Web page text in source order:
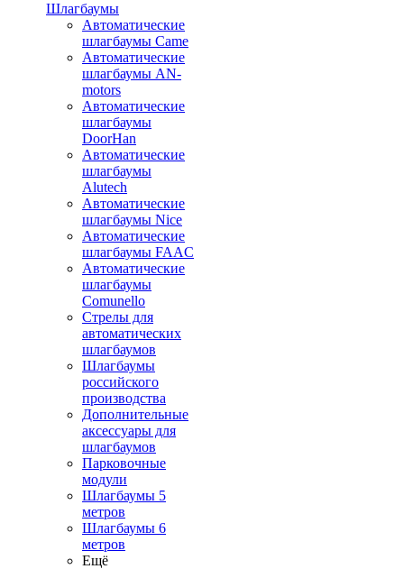
Шлагбаумы
Автоматические
шлагбаумы Came
Автоматические
шлагбаумы AN-
motors
Автоматические
шлагбаумы
DoorHan
Автоматические
шлагбаумы
Alutech
Автоматические
шлагбаумы Nice
Автоматические
шлагбаумы FAAC
Автоматические
шлагбаумы
Comunello
Стрелы для
автоматических
шлагбаумов
Шлагбаумы
российского
производства
Дополнительные
аксессуары для
шлагбаумов
Парковочные
модули
Шлагбаумы 5
метров
Шлагбаумы 6
метров
Ещё